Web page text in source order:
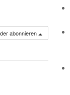
abonnieren